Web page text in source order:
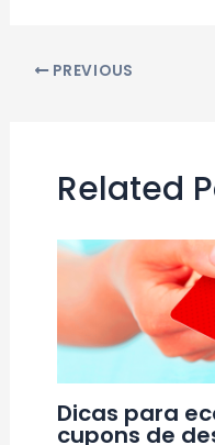
PostPREVIOUS
Related
Dicas para
cupons de